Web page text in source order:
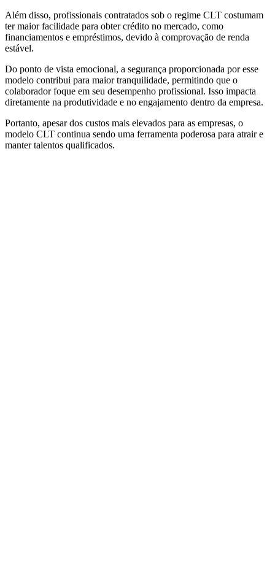
Além disso, profissionais contratados sob o regime CLT costumam
ter maior facilidade para obter crédito no mercado, como
financiamentos e empréstimos, devido à comprovação de renda
estável.
Do ponto de vista emocional, a segurança proporcionada por esse
modelo contribui para maior tranquilidade, permitindo que o
colaborador foque em seu desempenho profissional. Isso impacta
diretamente na produtividade e no engajamento dentro da empresa.
Portanto, apesar dos custos mais elevados para as empresas, o
modelo CLT continua sendo uma ferramenta poderosa para atrair e
manter talentos qualificados.